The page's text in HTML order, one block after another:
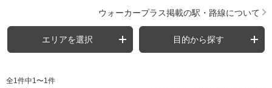
ウォーカープラス掲載の駅・路線について
エリアを選択 目的から探す
全1件中1〜1件